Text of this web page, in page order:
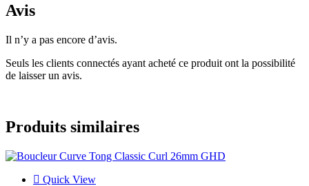
Avis
Il n’y a pas encore d’avis.
Seuls les clients connectés ayant acheté ce produit ont la possibilité
de laisser un avis.
Produits similaires
Quick View